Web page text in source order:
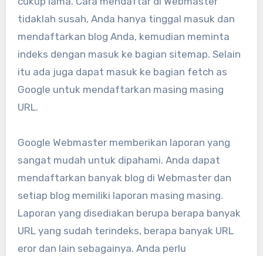
tidaklah susah, Anda hanya tinggal masuk dan
mendaftarkan blog Anda, kemudian meminta
indeks dengan masuk ke bagian sitemap. Selain
itu ada juga dapat masuk ke bagian fetch as
Google untuk mendaftarkan masing masing
URL.
Google Webmaster memberikan laporan yang
sangat mudah untuk dipahami. Anda dapat
mendaftarkan banyak blog di Webmaster dan
setiap blog memiliki laporan masing masing.
Laporan yang disediakan berupa berapa banyak
URL yang sudah terindeks, berapa banyak URL
eror dan lain sebagainya. Anda perlu